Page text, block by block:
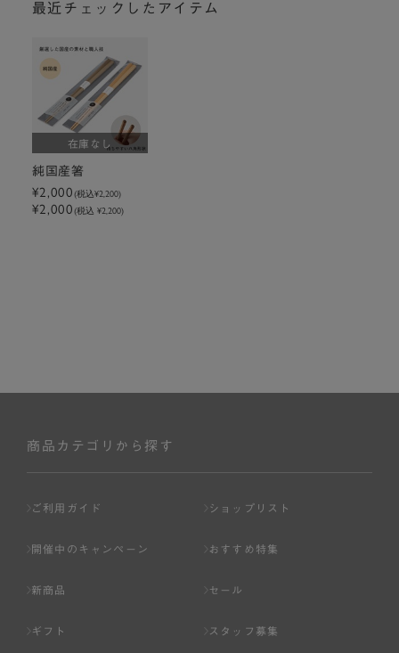
最近チェックしたアイテム
在庫なし
純国産箸
¥2,000(税込¥2,200)
¥2,000(税込 ¥2,200)
商品カテゴリから探す
ご利用ガイド ショップリスト
開催中のキャンペーン おすすめ特集
新商品 セール
ギフト スタッフ募集